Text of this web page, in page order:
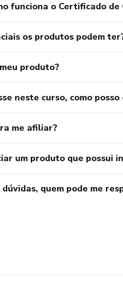
funciona o Certificado
os produtos podem
produto?
neste curso, como posso
me afiliar?
um produto que possui
quem pode me